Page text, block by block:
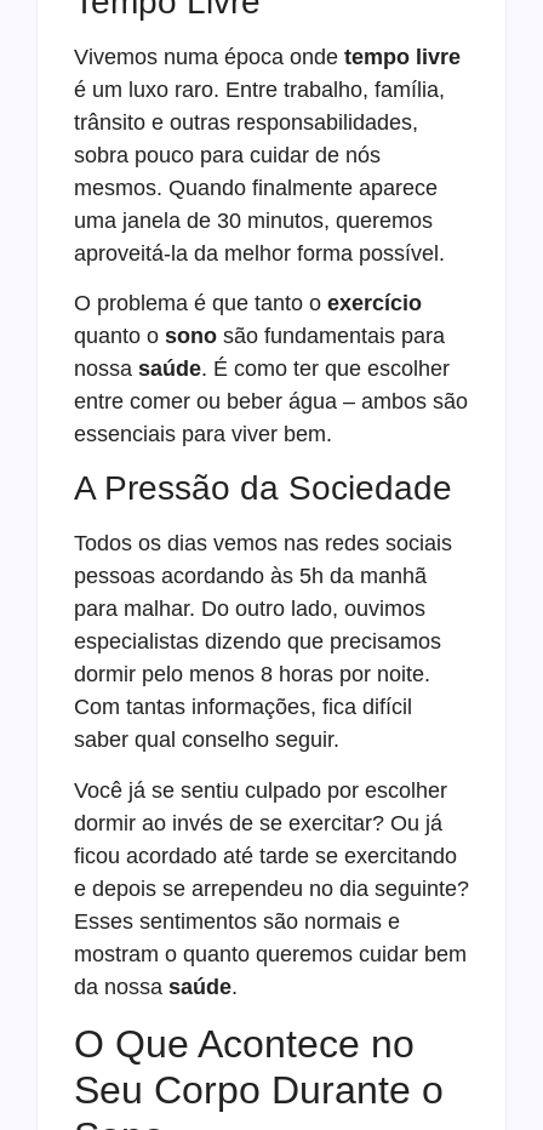
Vivemos numa época onde tempo livre
é um luxo raro. Entre trabalho, família,
trânsito e outras responsabilidades,
sobra pouco para cuidar de nós
mesmos. Quando finalmente aparece
uma janela de 30 minutos, queremos
aproveitá-la da melhor forma possível.
O problema é que tanto o exercício
quanto o sono são fundamentais para
nossa saúde. É como ter que escolher
entre comer ou beber água – ambos são
essenciais para viver bem.
A Pressão da Sociedade
Todos os dias vemos nas redes sociais
pessoas acordando às 5h da manhã
para malhar. Do outro lado, ouvimos
especialistas dizendo que precisamos
dormir pelo menos 8 horas por noite.
Com tantas informações, fica difícil
saber qual conselho seguir.
Você já se sentiu culpado por escolher
dormir ao invés de se exercitar? Ou já
ficou acordado até tarde se exercitando
e depois se arrependeu no dia seguinte?
Esses sentimentos são normais e
mostram o quanto queremos cuidar bem
da nossa saúde.
O Que Acontece no
Seu Corpo Durante o